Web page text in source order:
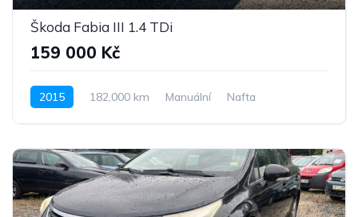
Škoda Fabia III 1.4 TDi
159 000 Kč
2015 182,000 km Manuální
Nafta